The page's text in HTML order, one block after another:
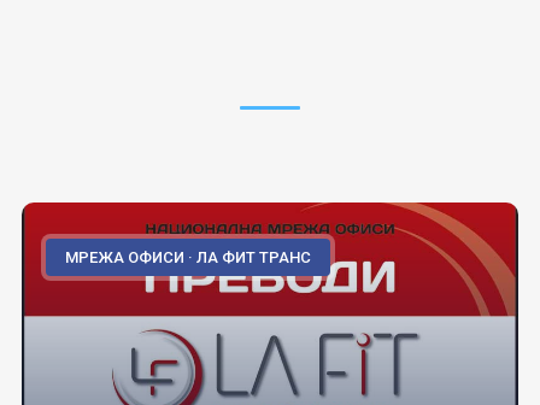
МРЕЖА ОФИСИ · ЛА ФИТ ТРАНС